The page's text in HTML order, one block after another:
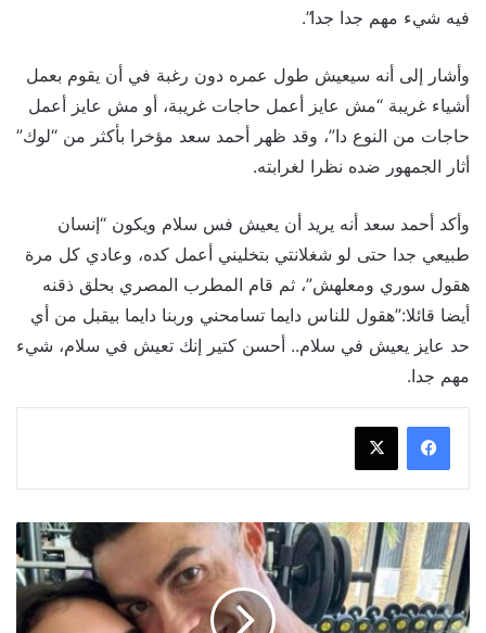
فيه شيء مهم جدا جدا”.
وأشار إلى أنه سيعيش طول عمره دون رغبة في أن يقوم بعمل
أشياء غريبة “مش عايز أعمل حاجات غريبة، أو مش عايز أعمل
حاجات من النوع دا”، وقد ظهر أحمد سعد مؤخرا بأكثر من “لوك”
أثار الجمهور ضده نظرا لغرابته.
وأكد أحمد سعد أنه يريد أن يعيش فس سلام ويكون “إنسان
طبيعي جدا حتى لو شغلانتي بتخليني أعمل كده، وعادي كل مرة
هقول سوري ومعلهش”، ثم قام المطرب المصري بحلق ذقنه
أيضا قائلا:”هقول للناس دايما تسامحني وربنا دايما بيقبل من أي
حد عايز يعيش في سلام.. أحسن كتير إنك تعيش في سلام، شيء
مهم جدا.
ابنة
جورجينا
وكريستيانو
تبهر
الجمهور